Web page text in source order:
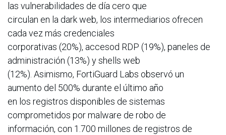
las vulnerabilidades de día cero que
circulan en la dark web, los intermediarios ofrecen
cada vez más credenciales
corporativas (20%), accesod RDP (19%), paneles de
administración (13%) y shells web
(12%). Asimismo, FortiGuard Labs observó un
aumento del 500% durante el último año
en los registros disponibles de sistemas
comprometidos por malware de robo de
información, con 1.700 millones de registros de